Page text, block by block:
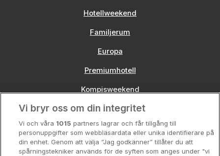
Hotellweekend
Familjerum
Europa
Premiumhotell
Kompisweekend
Storstadsweekend
Hotellrum under 995 kr
Spahotell
Vi bryr oss om din integritet
Vi och våra 1015 partners lagrar och får tillgång till
personuppgifter som webbläsardata eller unika identifierare på
din enhet. Genom att välja ”Jag godkänner” tillåter du att
spårningstekniker används för de syften som anges under "vi